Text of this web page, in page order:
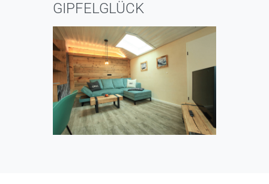
GIPFELGLÜCK